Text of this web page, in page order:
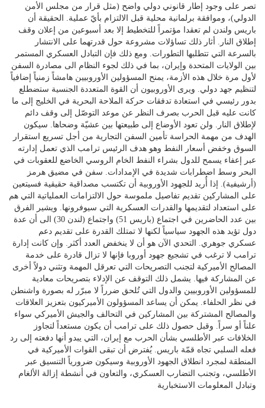
تصر على وجود إطار قانوني دولي واضح (مثل قرار من مجلس الأمن
الدولي)، وموافقة برلمانية محلية قبل الالتزام بأيّ عملية. الحقيقة أن
باريس ولندن لم تعقدا مؤتمراً للتخطيط إلا بعد أسبوعين من إعلان وقف
إطلاق النار. أثار ذلك تساؤلات مشروعة حول قدرتهما على الانتشار
بالسرعة التي تتطلبها التطورات. ومع ذلك فإن التبادل العسكري المستمر
بين الولايات المتحدة وإيران، بما في ذلك لجوء النظام الى مصادرة السفن
لأول مرة خلال هذه الأزمة، يمنح المسؤولين الأوروبيين هامشاً زمنياً إضافياً
لتنظيم جهد دولي. ويرى الأوروبيون أن القوة المتعددة الجنسية ستضطلع
بدور رئيسي في استعادة تدفقات حركة الملاحة البحرية في الخليج إلى ما
كانت عليه قبل الحرب بصرف النظر عن موعد التوصّل إلى وقف دائم
لإطلاق النار. ولن تعود الأوضاع إلى طبيعتها بين عشيّة وضحاها. سيكون
الهدف من مهمة الحراسة تأمين السفن التجارية من أجل تسريع استقرار
السوق وخفض أسعار النفط وهو هدف الرئيس ترامب الذي تعمل إدارته
عبر إعفاء يسمح للدول بشراء النفط الخام الروسي الخاضع للعقوبات في
البحر وسط اضطرابات شديدة في الإمدادات. سفن في مضيق هرمز
(أرشيفية). إذا أُريد للجهود الأوروبية أن تكتسب مصداقية حقيقية فسيتعين
على المشاركين تقديم تفاصيل ملموسة حول الالتزامات العملياتية التي هم
على استعداد لتقديمها والقدرات العسكرية التي سيوفرونها. ويشير الفرق
بين عدد الحاضرين في اجتماع (باريس 51) واجتماع (لندن 30) الى أن عدة
دول تؤيد هذه الجهود سياسياً لكنها لا تمتلك القدرة على تقديم دعم
عسكري جوهري. التحدي الآن هو أن لا ينخفض العدد أكثر. وإن كانت إدارة
ترامب لا ترغب في تشجيع جهود أوروبا فإنها لا تزال قادرة على خدمة
المصالح الأميركية لتجنب التصريحات التي تعرقل المهمة وتثني دولاً أخرى
عن المشاركة فيها. يشمل ذلك التوقف عن الإدلاء بتصريحات معادية
للمسؤولين الأوروبيين والدول التي تُلحق ضرراً لا مبرّر له بصورة واشنطن
في نظر الحلفاء. يمكن أن يساعد المسؤولون الأميركيون بتعزيز العلاقات
والمصالح المشتركة بين المشاركين في التحالف والجيش الأميركي سواء
علناً أو سراً. وقبل حصول ذلك على ترامب أن يكون مستعداً لتجاوز
الخلافات عبر الأطلسي بشأن الحرب مع إيران، التي يبدو أنها دفعته إلى رد
فعله السلبي تجاه قمّة باريس. يُفترض أن تبقى القوات الأميركية في
المنطقة لمجرد انطلاق الجهود الأوروبية وسيكون ضرورياً التنسيق عبر
الأطلسي، وتجنب التضارب العسكري، والتعاون في أنشطة إزالة الألغام
وتبادل المعلومات الاستخبارية